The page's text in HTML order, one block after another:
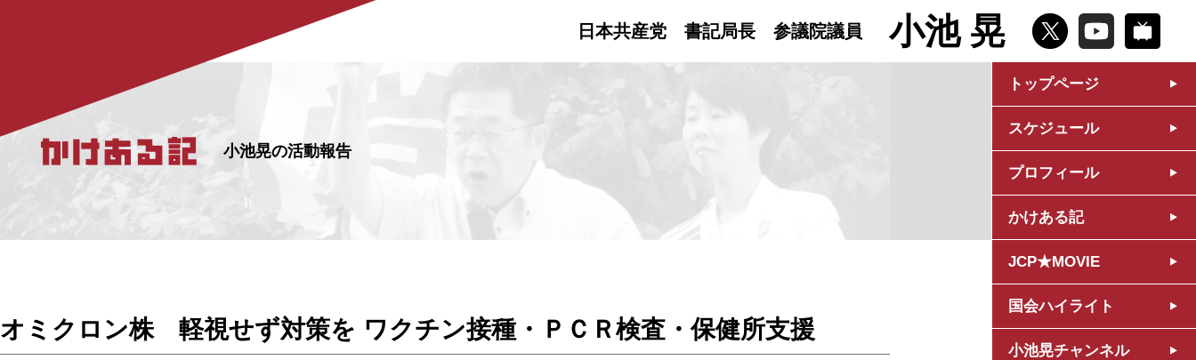
日本共産党 書記局長 参議院議員 小池 晃
トップページ
スケジュール
プロフィール
かけある記
JCP★MOVIE
国会ハイライト
小池晃チャンネル
小池晃の活動報告
オミクロン株 軽視せず対策を ワクチン接種・ＰＣＲ検査・保健所支援